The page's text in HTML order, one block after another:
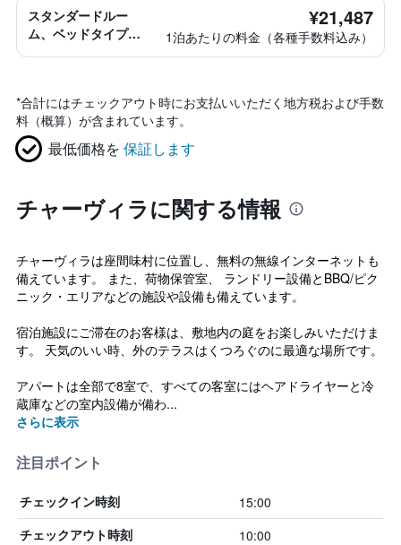
スタンダードルー
ム、ベッドタイプ情
¥21,487
1泊あたりの料金（各種手数料込み）
*合計にはチェックアウト時にお支払いいただく地方税および手数
料（概算）が含まれています。
最低価格を 保証します
チャーヴィラに関する情報
チャーヴィラは座間味村に位置し、無料の無線インターネットも
備えています。 また、荷物保管室、 ランドリー設備とBBQ/ピク
ニック・エリアなどの施設や設備も備えています。
宿泊施設にご滞在のお客様は、敷地内の庭をお楽しみいただけま
す。 天気のいい時、外のテラスはくつろぐのに最適な場所です。
アパートは全部で8室で、すべての客室にはヘアドライヤーと冷
蔵庫などの室内設備が備わ...
さらに表示
注目ポイント
チェックイン時刻 15:00
チェックアウト時刻 10:00